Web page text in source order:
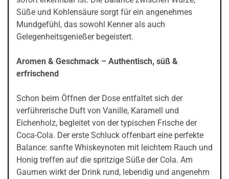
Süße und Kohlensäure sorgt für ein angenehmes
Mundgefühl, das sowohl Kenner als auch
Gelegenheitsgenießer begeistert.
Aromen & Geschmack – Authentisch, süß &
erfrischend
Schon beim Öffnen der Dose entfaltet sich der
verführerische Duft von Vanille, Karamell und
Eichenholz, begleitet von der typischen Frische der
Coca-Cola. Der erste Schluck offenbart eine perfekte
Balance: sanfte Whiskeynoten mit leichtem Rauch und
Honig treffen auf die spritzige Süße der Cola. Am
Gaumen wirkt der Drink rund, lebendig und angenehm